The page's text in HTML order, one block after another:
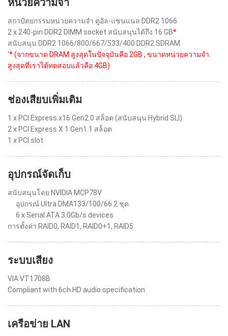
หน่วยความจำ
สถาปัตยกรรมหน่วยความจำ ดูอัล-แชนแนล DDR2 1066
2 x 240-pin DDR2 DIMM socket สนับสนุนได้ถึง 16 GB*
สนับสนุน DDR2 1066/800/667/533/400 DDR2 SDRAM
'* (จากขนาด DRAM สูงสุดในปัจจุบันคือ 2GB , ขนาดหน่วยความจำ
สูงสุดที่เราได้ทดสอบแล้วคือ 4GB)
ช่องเสียบเพิ่มเติม
1 x PCI Express x16 Gen2.0 สล็อต (สนับสนุน Hybrid SLI)
2 x PCI Express X 1 Gen1.1 สล็อต
1 x PCI slot
อุปกรณ์จัดเก็บ
สนับสนุนโดย NVIDIA MCP78V
อุปกรณ์ Ultra DMA133/100/66 2 ชุด
6 x Serial ATA 3.0Gb/s devices
การตั้งค่า RAID0, RAID1, RAID0+1, RAID5
ระบบเสียง
VIA VT1708B
Compliant with 6ch HD audio specification
เครือข่าย LAN